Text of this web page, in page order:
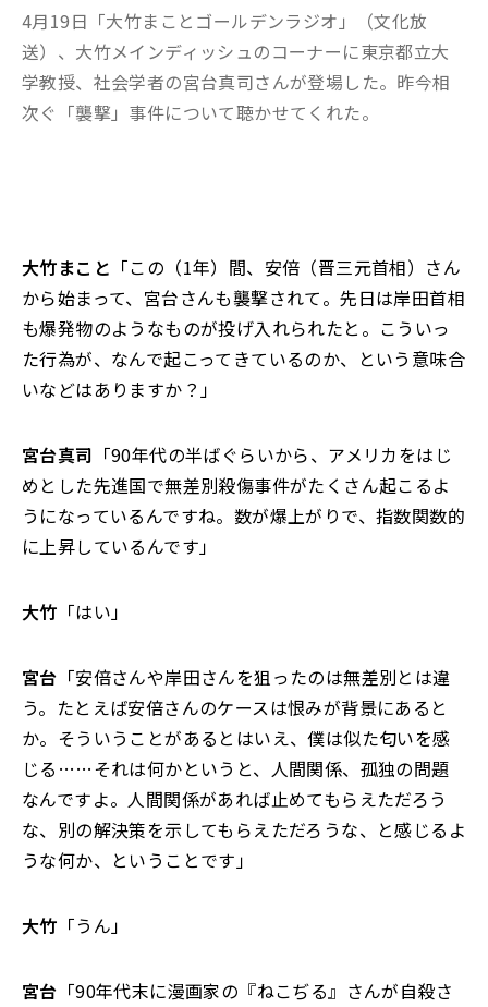
4月19日「大竹まことゴールデンラジオ」（文化放
送）、大竹メインディッシュのコーナーに東京都立大
学教授、社会学者の宮台真司さんが登場した。昨今相
次ぐ「襲撃」事件について聴かせてくれた。
大竹まこと 「この（1年）間、安倍（晋三元首相）さん
から始まって、宮台さんも襲撃されて。先日は岸田首相
も爆発物のようなものが投げ入れられたと。こういっ
た行為が、なんで起こってきているのか、という意味合
いなどはありますか？」
宮台真司 「90年代の半ばぐらいから、アメリカをはじ
めとした先進国で無差別殺傷事件がたくさん起こるよ
うになっているんですね。数が爆上がりで、指数関数的
に上昇しているんです」
大竹 「はい」
宮台 「安倍さんや岸田さんを狙ったのは無差別とは違
う。たとえば安倍さんのケースは恨みが背景にあると
か。そういうことがあるとはいえ、僕は似た匂いを感
じる……それは何かというと、人間関係、孤独の問題
なんですよ。人間関係があれば止めてもらえただろう
な、別の解決策を示してもらえただろうな、と感じるよ
うな何か、ということです」
大竹 「うん」
宮台 「90年代末に漫画家の『ねこぢる』さんが自殺さ